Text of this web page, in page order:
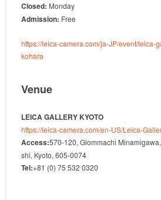
Closed: Monday
Admission: Free
https://leica-camera.com/ja-JP/event/leica-
kohara
Venue
LEICA GALLERY KYOTO
https://leica-camera.com/en-US/Leica-
Access:570-120, Giommachi
shi, Kyoto, 605-0074
Tel:+81 (0) 75 532 0320